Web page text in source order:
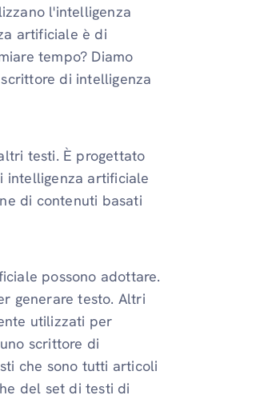
l'intelligenza
artificiale è di
tempo? Diamo
di intelligenza
testi. È progettato
intelligenza artificiale
di contenuti basati
possono adottare.
generare testo. Altri
utilizzati per
scrittore di
che sono tutti articoli
del set di testi di